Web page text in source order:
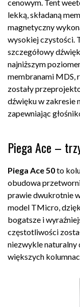
cenowym. Tent
lekką, składaną
magnetyczny
wysokiej czystości.
szczegółowy
najniższym
membranami MDS,
zostały
dźwięku w zakresie
zapewniając
Piega Ace –
Piega Ace 50to
obudowa
prawie dwukrotnie
model TMicro,
bogatsze i
częstotliwości
niezwykle naturalny
większych